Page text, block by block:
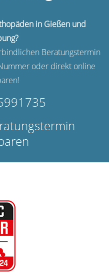
in Gießen und
Beratungstermin
oder direkt online